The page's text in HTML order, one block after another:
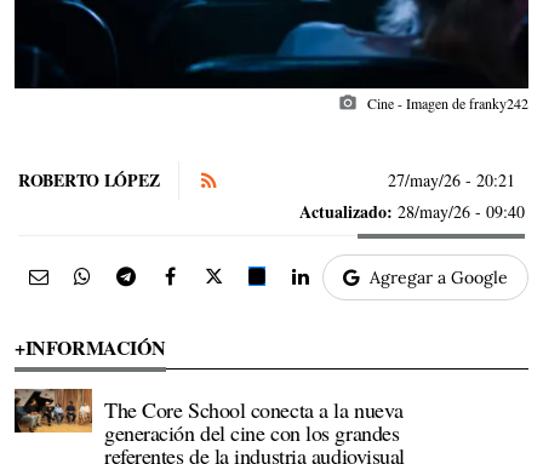
photo_camera Cine - Imagen de franky242
ROBERTO LÓPEZ 27/may/26 - 20:21
Actualizado: 28/may/26 - 09:40
Agregar a Google
+INFORMACIÓN
The Core School conecta a la nueva
generación del cine con los grandes
referentes de la industria audiovisual